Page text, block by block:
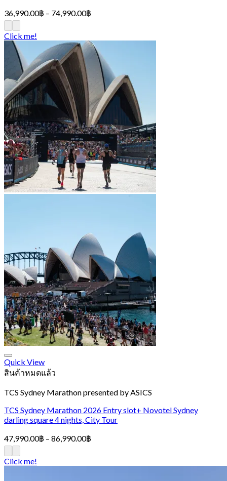
36,990.00฿ – 74,990.00฿
through
74,990.00฿
Click me!
Quick View
สินค้าหมดแล้ว
TCS Sydney Marathon presented by ASICS
TCS Sydney Marathon 2026 Entry slot+ Novotel Sydney
darling square 4 nights, City Tour
47,990.00฿ – 86,990.00฿
through
Click me!